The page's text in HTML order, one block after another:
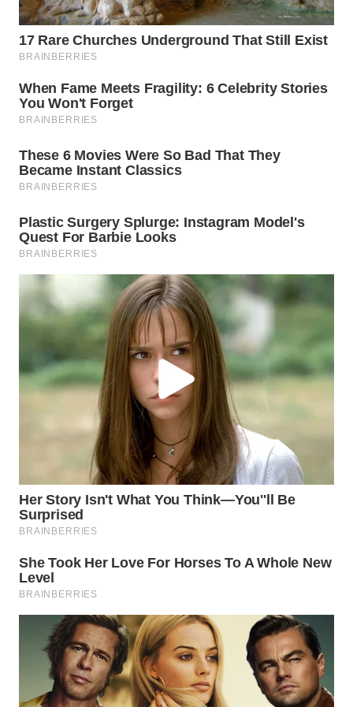
LESUNG
WN
WN
SIMALUNGUN
WN
LABUHANBATU
WN
TAPANULI
TENGAH
WN DELI
SERDANG
WN
TEBING
TINGGI
WN
WN
KARAWANG
BEKASI
BOGOR
WN
DEPOK